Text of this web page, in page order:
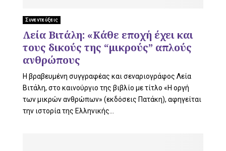
Συνεντεύξεις
Λεία Βιτάλη: «Κάθε εποχή έχει και
τους δικούς της “μικρούς” απλούς
ανθρώπους
Η βραβευμένη συγγραφέας και σεναριογράφος Λεία
Βιτάλη, στο καινούργιο της βιβλίο με τίτλο «Η οργή
των μικρών ανθρώπων» (εκδόσεις Πατάκη), αφηγείται
την ιστορία της Ελληνικής...